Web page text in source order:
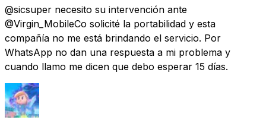
@sicsuper necesito su intervención ante
@Virgin_MobileCo solicité la portabilidad y esta
compañía no me está brindando el servicio. Por
WhatsApp no dan una respuesta a mi problema y
cuando llamo me dicen que debo esperar 15 días.